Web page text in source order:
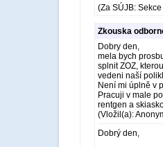
(Za SÚJB:
Zkouska
Dobry den,
mela bych
splnit ZOZ,
vedeni naší
Není mi úplně v
Pracuji v male
rentgen a
(Vložil(a):
Dobrý den,